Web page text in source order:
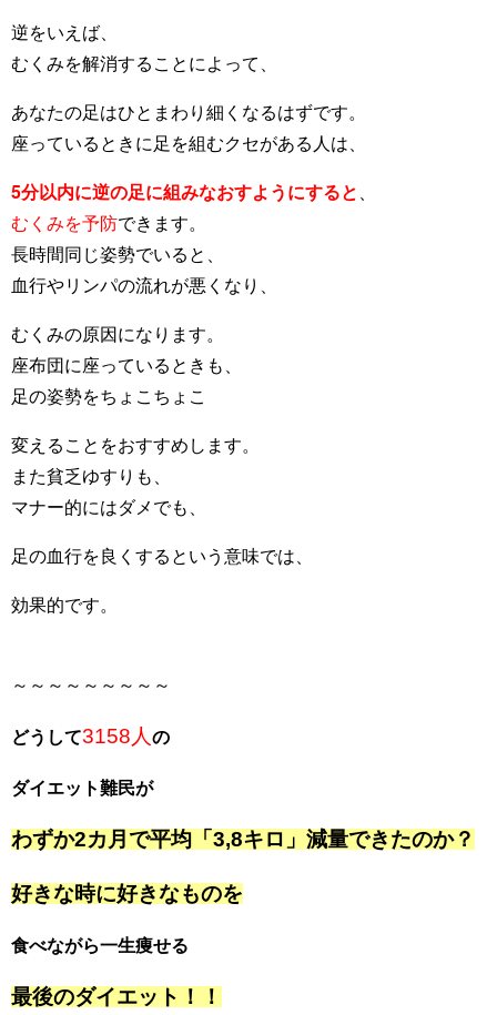
逆をいえば、
むくみを解消することによって、
あなたの足はひとまわり細くなるはずです。
座っているときに足を組むクセがある人は、
5分以内に逆の足に組みなおすようにすると、
むくみを予防できます。
長時間同じ姿勢でいると、
血行やリンパの流れが悪くなり、
むくみの原因になります。
座布団に座っているときも、
足の姿勢をちょこちょこ
変えることをおすすめします。
また貧乏ゆすりも、
マナー的にはダメでも、
足の血行を良くするという意味では、
効果的です。
～～～～～～～～～
どうして3158人 の
ダイエット難民が
わずか2カ月で平均「3,8キロ」減量できたのか？
好きな時に好きなものを
食べながら一生痩せる
最後のダイエット！！